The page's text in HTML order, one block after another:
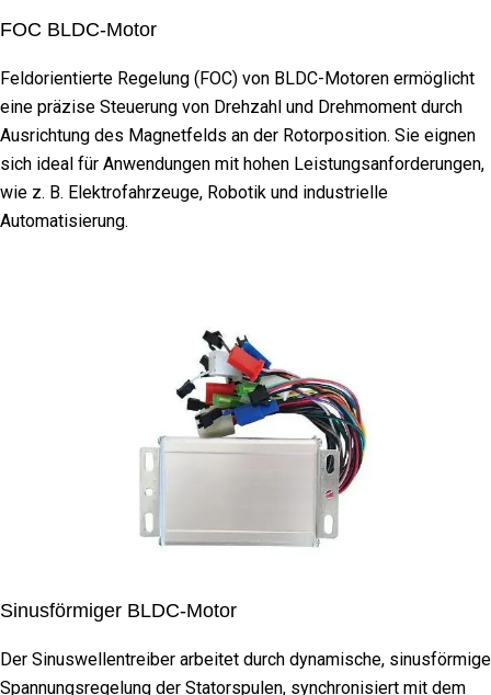
FOC BLDC-Motor
Feldorientierte Regelung (FOC) von BLDC-Motoren ermöglicht
eine präzise Steuerung von Drehzahl und Drehmoment durch
Ausrichtung des Magnetfelds an der Rotorposition. Sie eignen
sich ideal für Anwendungen mit hohen Leistungsanforderungen,
wie z. B. Elektrofahrzeuge, Robotik und industrielle
Automatisierung.
Sinusförmiger BLDC-Motor
Der Sinuswellentreiber arbeitet durch dynamische, sinusförmige
Spannungsregelung der Statorspulen, synchronisiert mit dem